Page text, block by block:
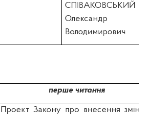
СПІВАКОВСЬКИЙ
Олександр
Володимирович
перше читання
Проект Закону про внесення змін